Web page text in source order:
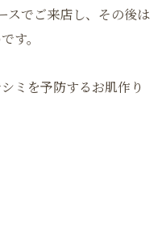
スでご来店し、その後は
す。
ミを予防するお肌作り